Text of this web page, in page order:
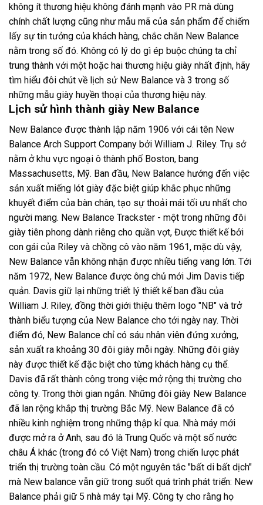
không ít thương hiệu không đánh mạnh vào PR mà dùng
chính chất lượng cũng như mẫu mã của sản phẩm để chiếm
lấy sự tin tưởng của khách hàng, chắc chắn New Balance
nằm trong số đó. Không có lý do gì ép buộc chúng ta chỉ
trung thành với một hoặc hai thương hiệu giày nhất định, hãy
tìm hiểu đôi chút về lịch sử New Balance và 3 trong số
những mẫu giày huyền thoại của thương hiệu này.
Lịch sử hình thành giày New Balance
New Balance được thành lập năm 1906 với cái tên New
Balance Arch Support Company bởi William J. Riley. Trụ sở
nằm ở khu vực ngoại ô thành phố Boston, bang
Massachusetts, Mỹ. Ban đầu, New Balance hướng đến việc
sản xuất miếng lót giày đặc biệt giúp khắc phục những
khuyết điểm của bàn chân, tạo sự thoải mái tối ưu nhất cho
người mang. New Balance Trackster - một trong những đôi
giày tiên phong dành riêng cho quần vợt, Được thiết kế bởi
con gái của Riley và chồng cô vào năm 1961, mặc dù vậy,
New Balance vẫn không nhận được nhiều tiếng vang lớn. Tới
năm 1972, New Balance được ông chủ mới Jim Davis tiếp
quản. Davis giữ lại những triết lý thiết kế ban đầu của
William J. Riley, đồng thời giới thiệu thêm logo "NB" và trở
thành biểu tượng của New Balance cho tới ngày nay. Thời
điểm đó, New Balance chỉ có sáu nhân viên đứng xưởng,
sản xuất ra khoảng 30 đôi giày mỗi ngày. Những đôi giày
này được thiết kế đặc biệt cho từng khách hàng cụ thể.
Davis đã rất thành công trong việc mở rộng thị trường cho
công ty. Trong thời gian ngắn. Những đôi giày New Balance
đã lan rộng khắp thị trường Bắc Mỹ. New Balance đã có
nhiều kinh nghiệm trong những thập kỉ qua. Nhà máy mới
được mở ra ở Anh, sau đó là Trung Quốc và một số nước
châu Á khác (trong đó có Việt Nam) trong chiến lược phát
triển thị trường toàn cầu. Có một nguyên tắc "bất di bất dịch"
mà New balance vẫn giữ trong suốt quá trình phát triển: New
Balance phải giữ 5 nhà máy tại Mỹ. Công ty cho rằng họ